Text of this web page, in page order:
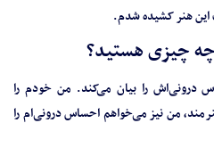
هنر کشیده شدم.
چیزی هستید؟
درونی‌اش را بیان می‌کند. من خودم را
من نیز می‌خواهم احساس درونی‌ام را